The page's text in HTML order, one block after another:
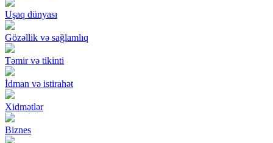
Uşaq dünyası
Gözəllik və sağlamlıq
Təmir və tikinti
İdman və istirahət
Xidmətlər
Biznes